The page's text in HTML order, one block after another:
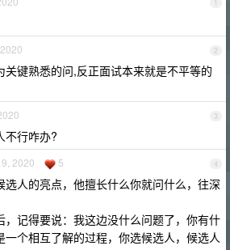
1
2
关键熟悉的问,反正面试本来就是不平等的
3
不行咋办?
4
2020 5
选人的亮点，他擅长什么你就问什么，往深
，记得要说：我这边没什么问题了，你有什
一个相互了解的过程，你选候选人，候选人